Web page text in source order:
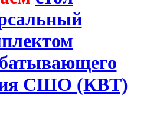
СШО (КВТ)